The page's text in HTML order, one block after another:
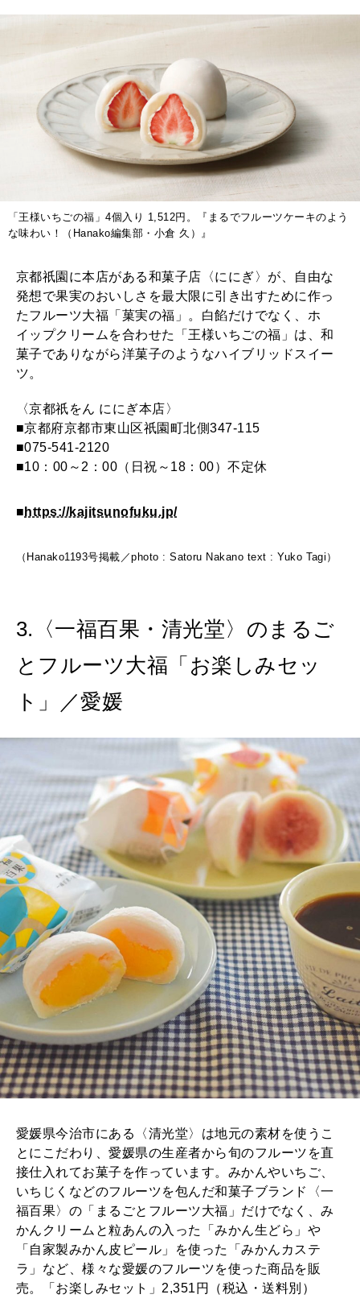
「王様いちごの福」4個入り 1,512円。『まるでフルーツケーキのよう
な味わい！（Hanako編集部・小倉 久）』
京都祇園に本店がある和菓子店〈ににぎ〉が、自由な
発想で果実のおいしさを最大限に引き出すために作っ
たフルーツ大福「菓実の福」。白餡だけでなく、ホ
イップクリームを合わせた「王様いちごの福」は、和
菓子でありながら洋菓子のようなハイブリッドスイー
ツ。
〈京都祇をん ににぎ本店〉
■京都府京都市東山区祇園町北側347-115
■075-541-2120
■10：00～2：00（日祝～18：00）不定休
■ https://kajitsunofuku.jp/
（Hanako1193号掲載／photo : Satoru Nakano text : Yuko Tagi）
3.〈一福百果・清光堂〉のまるご
とフルーツ大福「お楽しみセッ
ト」／愛媛
愛媛県今治市にある〈清光堂〉は地元の素材を使うこ
とにこだわり、愛媛県の生産者から旬のフルーツを直
接仕入れてお菓子を作っています。みかんやいちご、
いちじくなどのフルーツを包んだ和菓子ブランド〈一
福百果〉の「まるごとフルーツ大福」だけでなく、み
かんクリームと粒あんの入った「みかん生どら」や
「自家製みかん皮ピール」を使った「みかんカステ
ラ」など、様々な愛媛のフルーツを使った商品を販
売。「お楽しみセット」2,351円（税込・送料別）